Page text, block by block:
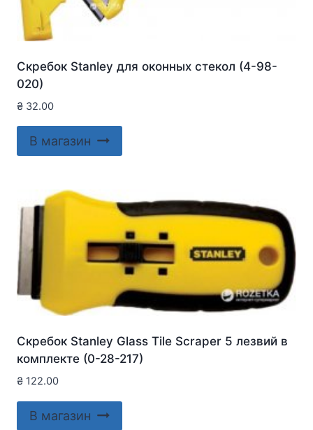
Скребок Stanley для оконныx стекол (4-98-
020)
₴ 32.00
В магазин
Скребок Stanley Glass Tile Scraper 5 лезвий в
комплекте (0-28-217)
₴ 122.00
В магазин